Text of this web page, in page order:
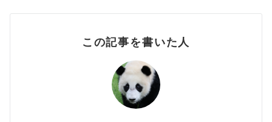
この記事を書いた人